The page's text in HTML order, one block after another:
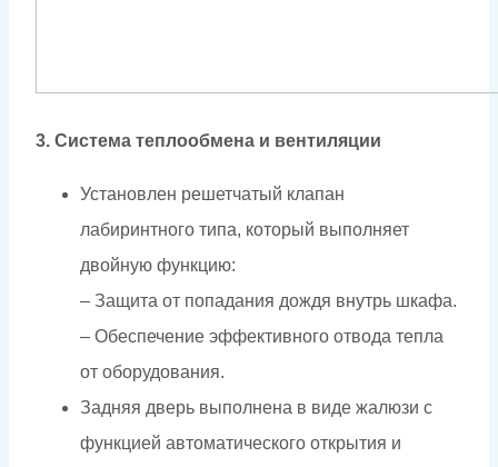
3. Система теплообмена и вентиляции
Установлен решетчатый клапан
лабиринтного типа, который выполняет
двойную функцию:
– Защита от попадания дождя внутрь шкафа.
– Обеспечение эффективного отвода тепла
от оборудования.
Задняя дверь выполнена в виде жалюзи с
функцией автоматического открытия и